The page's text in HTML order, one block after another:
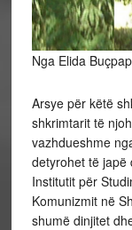
Nga Elida
Arsye për këtë
shkrimtarit të
vazhdueshme
detyrohet të japë
Institutit për
Komunizmit në
shumë dinjitet